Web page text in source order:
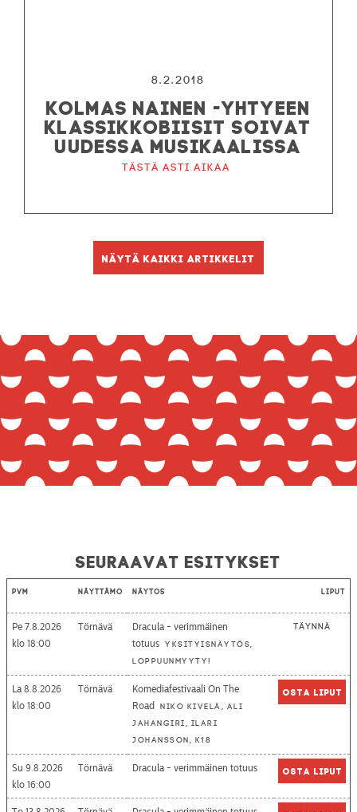
8.2.2018
KOLMAS NAINEN -YHTYEEN
KLASSIKKOBIISIT SOIVAT
UUDESSA MUSIKAALISSA
Tästä asti aikaa
Näytä kaikki artikkelit
Seuraavat esitykset
Pvm Näyttämö Näytös Liput
Pe 7.8.2026
18:00
Törnävä
Dracula - verimmäinen
totuus Yksityisnäytös,
loppuunmyyty!
Täynnä
La 8.8.2026
18:00
Törnävä
Komediafestivaali On The
Road
Niko Kivelä, Ali
Jahangiri, Ilari
Johansson, K18
Osta liput
Su 9.8.2026
16:00
Törnävä Dracula - verimmäinen totuus Osta liput